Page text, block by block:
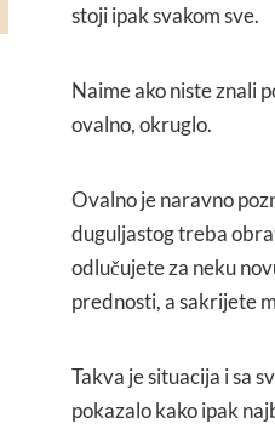
stoji ipak svakom sve.
Naime ako niste znali
ovalno, okruglo.
Ovalno je naravno
duguljastog treba
odlučujete za neku
prednosti, a sakrijete
Takva je situacija i sa
pokazalo kako ipak